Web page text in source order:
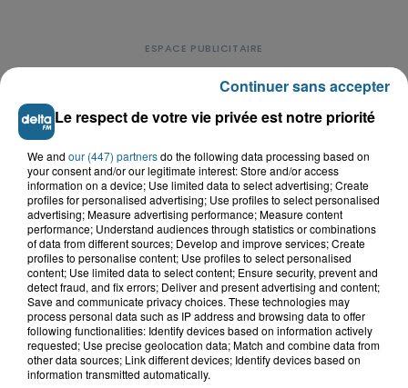
LE TOP DE L'ACTU
Le respect de votre vie privée est notre priorité
We and our (447) partnersdo the following data processing based on
your consent and/or our legitimate interest: Store and/or access
information on a device; Use limited data to select advertising; Create
profiles for personalised advertising; Use profiles to select personalised
advertising; Measure advertising performance; Measure content
performance; Understand audiences through statistics or combinations
of data from different sources; Develop and improve services; Create
profiles to personalise content; Use profiles to select personalised
content; Use limited data to select content; Ensure security, prevent and
detect fraud, and fix errors; Deliver and present advertising and content;
Save and communicate privacy choices. These technologies may
process personal data such as IP address and browsing data to offer
following functionalities: Identify devices based on information actively
requested; Use precise geolocation data; Match and combine data from
other data sources; Link different devices; Identify devices based on
information transmitted automatically.
Continuer sans accepter